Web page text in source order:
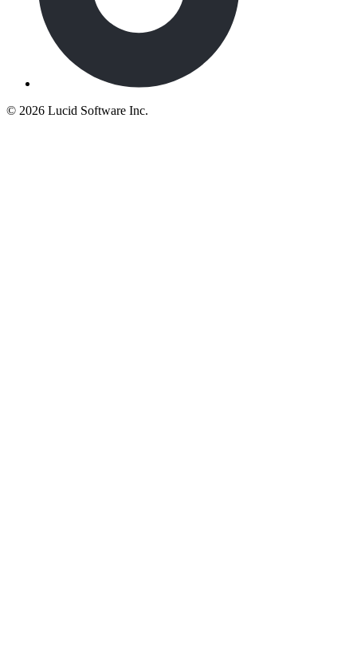
© 2026 Lucid Software Inc.